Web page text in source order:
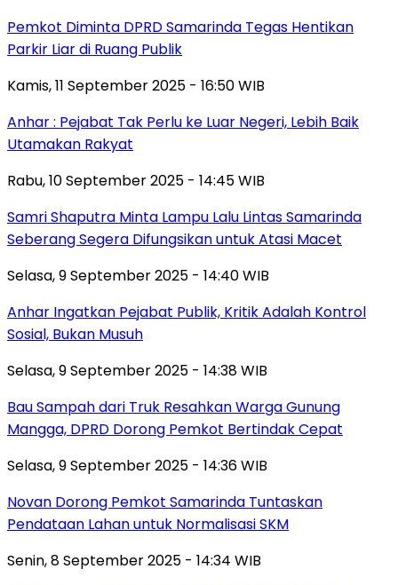
Pemkot Diminta DPRD Samarinda Tegas Hentikan
Parkir Liar di Ruang Publik
Kamis, 11 September 2025 - 16:50 WIB
Anhar : Pejabat Tak Perlu ke Luar Negeri, Lebih Baik
Utamakan Rakyat
Rabu, 10 September 2025 - 14:45 WIB
Samri Shaputra Minta Lampu Lalu Lintas Samarinda
Seberang Segera Difungsikan untuk Atasi Macet
Selasa, 9 September 2025 - 14:40 WIB
Anhar Ingatkan Pejabat Publik, Kritik Adalah Kontrol
Sosial, Bukan Musuh
Selasa, 9 September 2025 - 14:38 WIB
Bau Sampah dari Truk Resahkan Warga Gunung
Mangga, DPRD Dorong Pemkot Bertindak Cepat
Selasa, 9 September 2025 - 14:36 WIB
Novan Dorong Pemkot Samarinda Tuntaskan
Pendataan Lahan untuk Normalisasi SKM
Senin, 8 September 2025 - 14:34 WIB